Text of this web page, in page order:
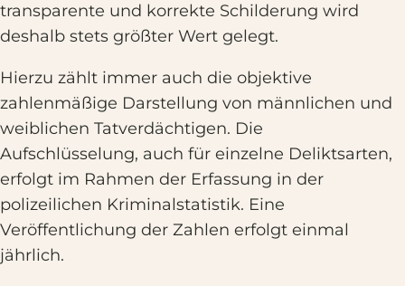
transparente und korrekte Schilderung wird
deshalb stets größter Wert gelegt.
Hierzu zählt immer auch die objektive
zahlenmäßige Darstellung von männlichen und
weiblichen Tatverdächtigen. Die
Aufschlüsselung, auch für einzelne Deliktsarten,
erfolgt im Rahmen der Erfassung in der
polizeilichen Kriminalstatistik. Eine
Veröffentlichung der Zahlen erfolgt einmal
jährlich.